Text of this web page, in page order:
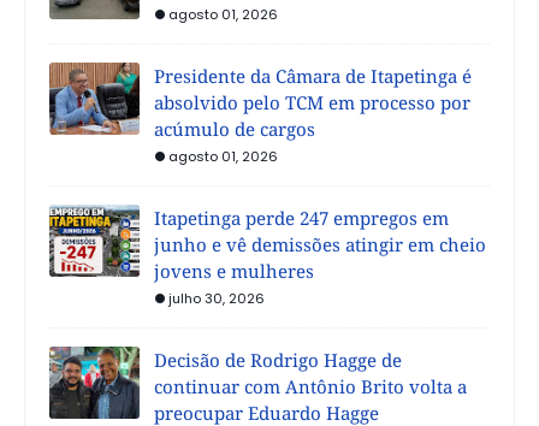
agosto 01, 2026
Presidente da Câmara de Itapetinga é
absolvido pelo TCM em processo por
acúmulo de cargos
agosto 01, 2026
Itapetinga perde 247 empregos em
junho e vê demissões atingir em cheio
jovens e mulheres
julho 30, 2026
Decisão de Rodrigo Hagge de
continuar com Antônio Brito volta a
preocupar Eduardo Hagge